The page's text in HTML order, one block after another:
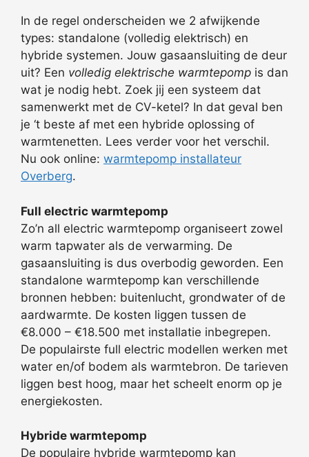
In de regel onderscheiden we 2 afwijkende
types: standalone (volledig elektrisch) en
hybride systemen. Jouw gasaansluiting de deur
uit? Een volledig elektrische warmtepomp is dan
wat je nodig hebt. Zoek jij een systeem dat
samenwerkt met de CV-ketel? In dat geval ben
je ‘t beste af met een hybride oplossing of
warmtenetten. Lees verder voor het verschil.
Nu ook online: warmtepomp installateur
Overberg.
Full electric warmtepomp
Zo’n all electric warmtepomp organiseert zowel
warm tapwater als de verwarming. De
gasaansluiting is dus overbodig geworden. Een
standalone warmtepomp kan verschillende
bronnen hebben: buitenlucht, grondwater of de
aardwarmte. De kosten liggen tussen de
€8.000 – €18.500 met installatie inbegrepen.
De populairste full electric modellen werken met
water en/of bodem als warmtebron. De tarieven
liggen best hoog, maar het scheelt enorm op je
energiekosten.
Hybride warmtepomp
De populaire hybride warmtepomp kan